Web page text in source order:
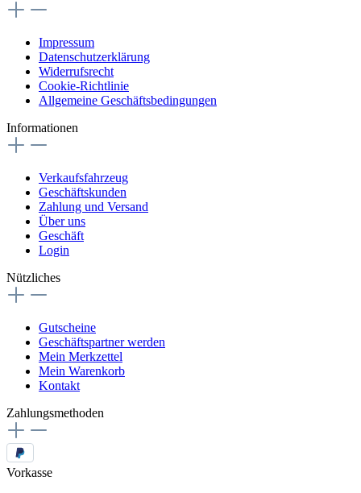
Impressum
Datenschutzerklärung
Widerrufsrecht
Cookie-Richtlinie
Allgemeine Geschäftsbedingungen
Informationen
Verkaufsfahrzeug
Geschäftskunden
Zahlung und Versand
Über uns
Geschäft
Login
Nützliches
Gutscheine
Geschäftspartner werden
Mein Merkzettel
Mein Warenkorb
Kontakt
Zahlungsmethoden
Vorkasse